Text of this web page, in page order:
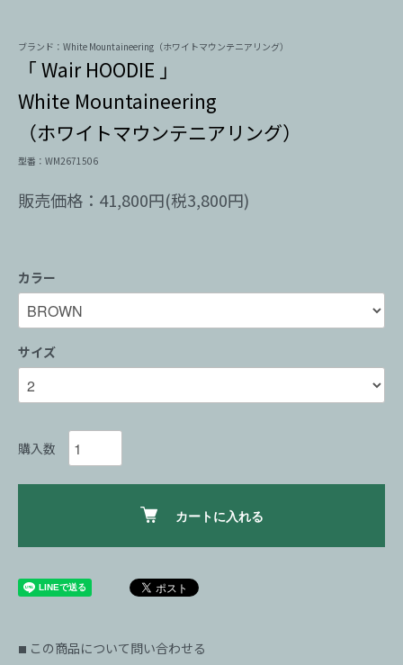
ブランド：White Mountaineering（ホワイトマウンテニアリング）
「 Wair HOODIE 」
White Mountaineering
（ホワイトマウンテニアリング）
型番：WM2671506
販売価格：41,800円(税3,800円)
カラー
サイズ
購入数
カートに入れる
■ この商品について問い合わせる